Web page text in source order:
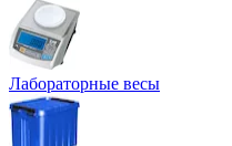
Лабораторные весы